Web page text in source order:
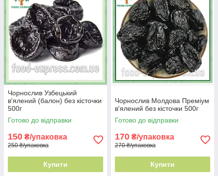
Чорнослив Узбецький
в'ялений (балон) без кісточки
500г
Готово до відправки
150 ₴/упаковка
250 ₴/упаковка
Купити
Чорнослив Молдова Преміум
в'ялений без кісточки 500г
Готово до відправки
170 ₴/упаковка
270 ₴/упаковка
Купити